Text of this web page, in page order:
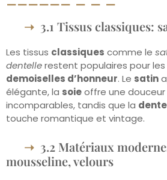
3.1 Tissus classiques:
Les tissus classiques comme le
dentellerestent populaires pour les
demoiselles d’honneur. Le satin
élégante, la soieoffre une
incomparables, tandis que la
touche romantique et vintage.
3.2 Matériaux
mousseline, velours